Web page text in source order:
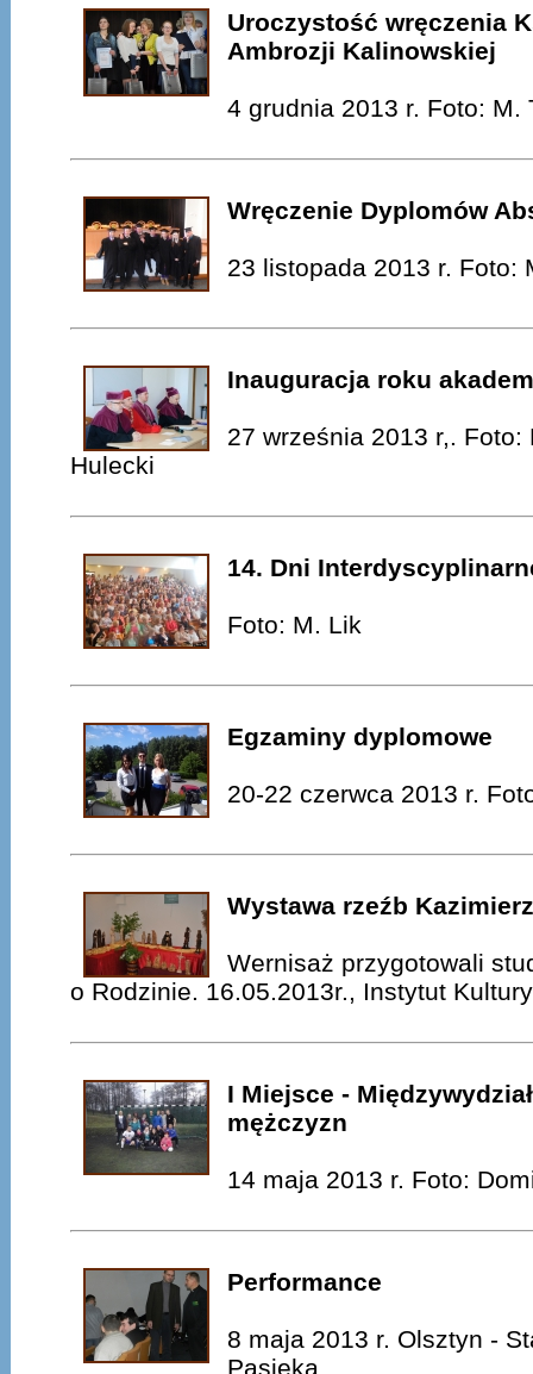
Uroczystość wręczenia
Ambrozji Kalinowskiej
4 grudnia 2013 r. Foto: M.
Wręczenie Dyplomów
23 listopada 2013 r. Foto:
Inauguracja roku
27 września 2013 r,.
Hulecki
14. Dni
Foto: M. Lik
Egzaminy dyplomowe
20-22 czerwca 2013 r.
Wystawa rzeźb
Wernisaż przygotowali
o Rodzinie. 16.05.2013r., Instytut
I Miejsce -
mężczyzn
14 maja 2013 r. Foto:
Performance
8 maja 2013 r. Olsztyn -
Pasieka